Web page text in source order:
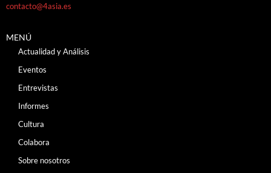
contacto@4asia.es
MENÚ
Actualidad y Análisis
Eventos
Entrevistas
Informes
Cultura
Colabora
Sobre nosotros